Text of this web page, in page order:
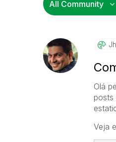
Olá
posts
Veja